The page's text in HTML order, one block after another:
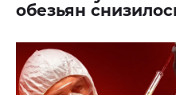
обезьян